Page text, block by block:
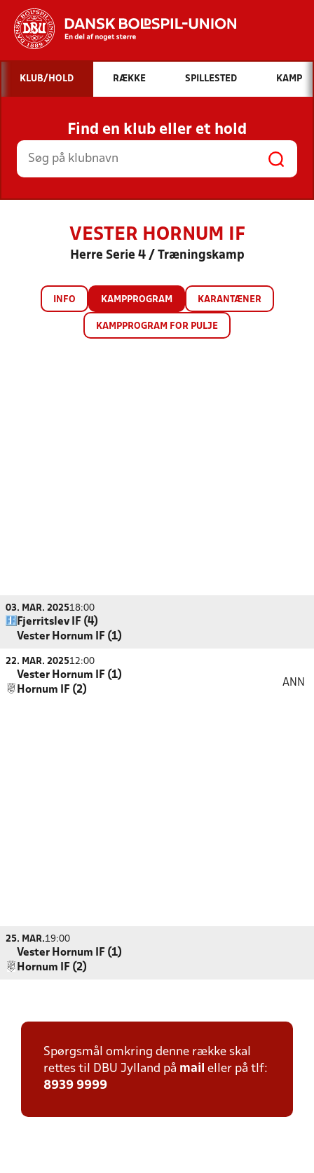
Hvad vil du søge efter?
INDHOLD OG NYHEDER
STILLINGER, RESULTATER, KLUBBER OG
HOLD
KLUB/HOLD RÆKKE SPILLESTED KAMP
Find en klub eller et hold
VESTER HORNUM IF
Herre Serie 4 / Træningskamp
INFO KAMPPROGRAM KARANTÆNER
KAMPPROGRAM FOR PULJE
03. MAR. 202518:00
Fjerritslev IF (4)
Vester Hornum IF (1)
22. MAR. 202512:00
Vester Hornum IF (1)
Hornum IF (2)
ANN
25. MAR.19:00
Vester Hornum IF (1)
Hornum IF (2)
Spørgsmål omkring denne række skal
rettes til DBU Jylland på mail eller på tlf:
8939 9999